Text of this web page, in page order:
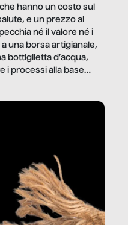
hanno un costo sul
e un prezzo al
né il valore né i
una borsa artigianale,
bottiglietta d’acqua,
i processi alla base
fanno la nostra vita